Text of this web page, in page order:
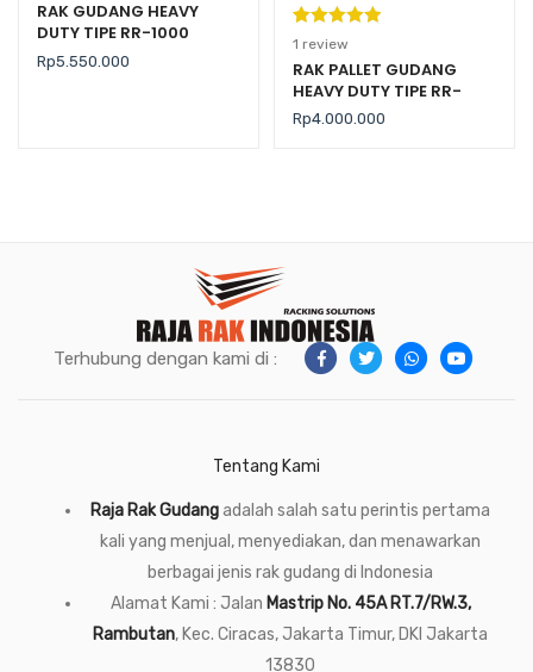
RAK GUDANG HEAVY
DUTY TIPE RR-1000
Rp5.550.000
Peringkat
5.00dari 5
berdasarka
n
1
penilaian
1 review
RAK PALLET GUDANG
HEAVY DUTY TIPE RR-
2000 KAPASITAS 2 TON /
LEVEL
Rp4.000.000
Terhubung dengan kami di :
Tentang Kami
Raja Rak Gudangadalah salah satu perintis pertama
kali yang menjual, menyediakan, dan menawarkan
berbagai jenis rak gudang di Indonesia
Alamat Kami : Jalan Mastrip No. 45A RT.7/RW.3,
Rambutan, Kec. Ciracas, Jakarta Timur, DKI Jakarta
13830